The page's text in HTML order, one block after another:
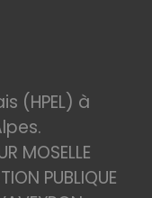
(HPEL) à
MOSELLE
PUBLIQUE